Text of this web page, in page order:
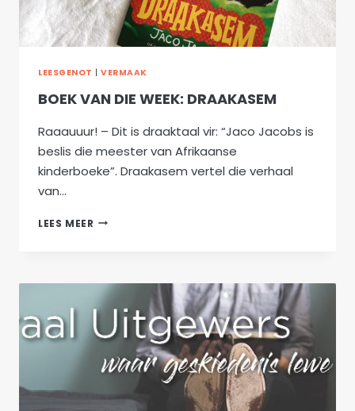
LEESGENOT |VERMAAK
BOEK VAN DIE WEEK: DRAAKASEM
Raaauuur! – Dit is draaktaal vir: “Jaco Jacobs is
beslis die meester van Afrikaanse
kinderboeke”. Draakasem vertel die verhaal
van…
LEES MEER BOEK
DRAAKASEM